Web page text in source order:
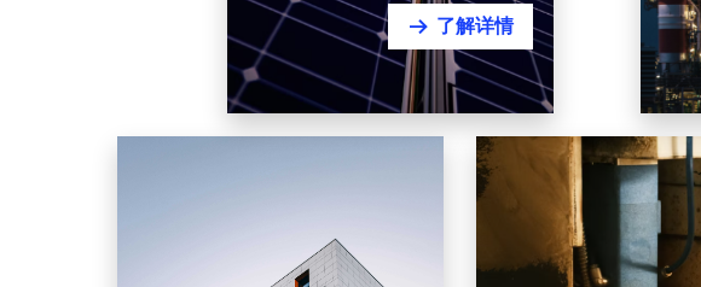
建筑工程与基础设施 装备制造
Equipment Manufacturing
뀠 了解详情